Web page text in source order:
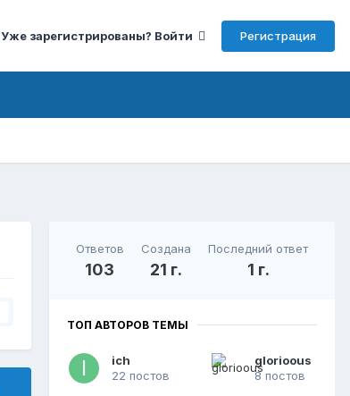
Уже зарегистрированы? Войти Регистрация
Ответов
103
Создана
21 г.
Последний ответ
1 г.
ТОП АВТОРОВ ТЕМЫ
ich
22 постов
glorioous
8 постов